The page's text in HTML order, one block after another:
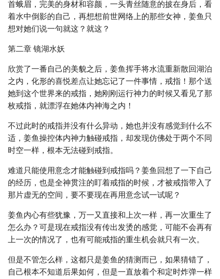
首蛾眉，完美的身材和容颜，一头青丝随意的披在身后，看
着水中倒影的自己，再想想前世网络上的那些女神，姜鱼只
想对她们说一句就这？就这？
第二章 镜湖水妖
欣赏了一番自己的美貌之后，姜鱼挥手将水流重新散回湖泊
之内，化形的喜悦差点让她忘记了一件事情，戒指！那个送
她到这个世界来的戒指，她刚刚运行神力的时候又看见了那
枚戒指，就漂浮在她体内神海之内！
不过此时的戒指并没有什么异动，她也并没有感觉到什么不
适，姜鱼操控体内神力触碰戒指，却发现仿佛处于两个不同
时空一样，根本无法碰到戒指。
难道只能使用意念才能触碰到戒指吗？姜鱼回想了一下自己
的经历，也是全神贯注的盯着戒指的时候，才被戒指带入了
那片虚无的空间，要不要现在再用意念试一试呢？
姜鱼内心有些犹豫，万一又直接和上次一样，再一次重生了
怎么办？可是现在戒指没有传出发烫的感觉，可能不会再有
上一次的情况了，也有可能戒指的重生机会就只有一次。
但是不管怎么样，这都只是姜鱼的猜测而已，如果猜错了，
自己根本不知道后果如何，但是一直放着个和定时炸弹一样